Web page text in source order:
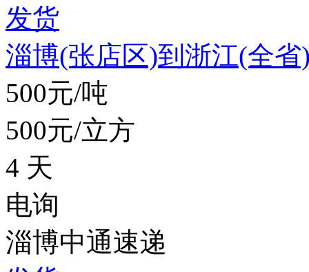
发货
淄博(张店区)到浙江(全
500元/吨
500元/立方
4 天
电询
淄博中通速递